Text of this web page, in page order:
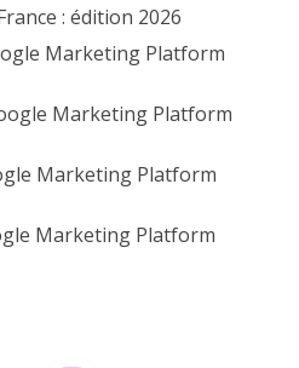
: édition 2026
Marketing Platform
Marketing Platform
Marketing Platform
Marketing Platform